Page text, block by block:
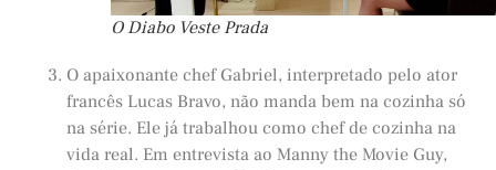
O Diabo Veste Prada
O apaixonante chef Gabriel, interpretado pelo ator
francês Lucas Bravo, não manda bem na cozinha só
na série. Ele já trabalhou como chef de cozinha na
vida real. Em entrevista ao Manny the Movie Guy,